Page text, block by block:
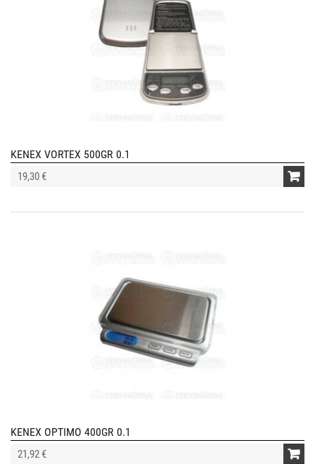
KENEX VORTEX 500GR 0.1
19,30 €
KENEX OPTIMO 400GR 0.1
21,92 €